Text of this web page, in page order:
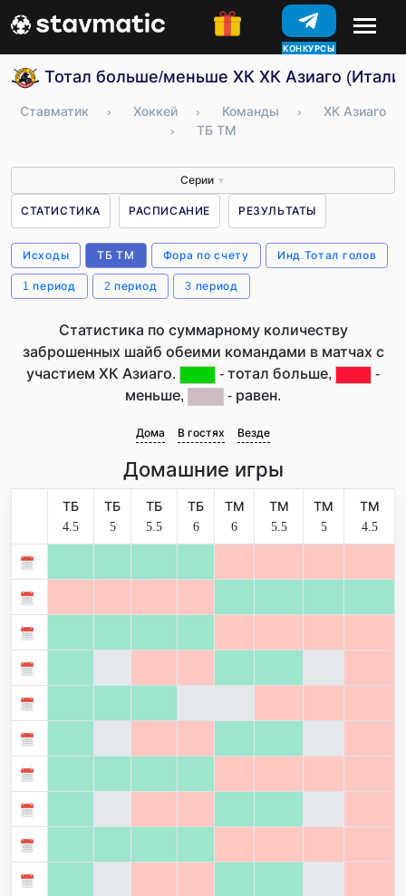
КОНКУРСЫ
Тотал больше/меньше ХК ХК Азиаго
Ставматик › Хоккей › Команды ›
ХК Азиаго
›
ТБ ТМ
Серии ▼
СТАТИСТИКА РАСПИСАНИЕ РЕЗУЛЬТАТЫ
Исходы ТБ ТМ Фора по счету Инд.Тотал голов
1 период 2 период 3 период
Статистика по суммарному количеству
заброшенных шайб обеими командами в матчах с
участием ХК Азиаго.
- тотал больше,
-
меньше,
- равен.
Дома В гостях Везде
Домашние игры
ТБ
4.5
ТБ
5
ТБ
5.5
ТБ
6
ТМ
6
ТМ
5.5
ТМ
5
ТМ
4.5